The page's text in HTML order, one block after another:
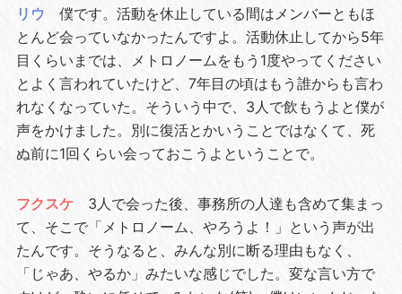
リウ
僕です。活動を休止している間はメンバーともほ
とんど会っていなかったんですよ。活動休止してから5年
目くらいまでは、メトロノームをもう1度やってください
とよく言われていたけど、7年目の頃はもう誰からも言わ
れなくなっていた。そういう中で、3人で飲もうよと僕が
声をかけました。別に復活とかいうことではなくて、死
ぬ前に1回くらい会っておこうよということで。
フクスケ
3人で会った後、事務所の人達も含めて集まっ
て、そこで「メトロノーム、やろうよ！」という声が出
たんです。そうなると、みんな別に断る理由もなく、
「じゃあ、やるか」みたいな感じでした。変な言い方で